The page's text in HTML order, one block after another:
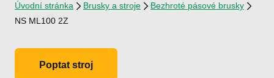
Úvodní stránka Brusky a stroje
Bezhroté pásové brusky
NS ML100 2Z
Poptat stroj